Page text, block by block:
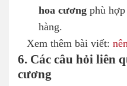
hoa cương phù
hàng.
Xem thêm bài viết:
6. Các câu hỏi liên
cương